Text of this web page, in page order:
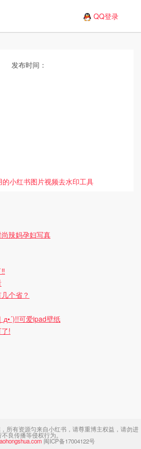
QQ登录
发布时间：
小红书图片视频去水印工具
辣妈孕妇写真
个省？
可爱ipad壁纸
!
所有资源匀来自小红书，请尊重博主权益，请勿进
不良传播等侵权行为。
闽ICP备17004122号